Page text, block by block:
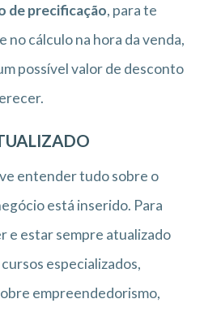
de precificação, para te
no cálculo na hora da venda,
possível valor de desconto
entender tudo sobre o
está inserido. Para
e estar sempre atualizado
especializados,
empreendedorismo,